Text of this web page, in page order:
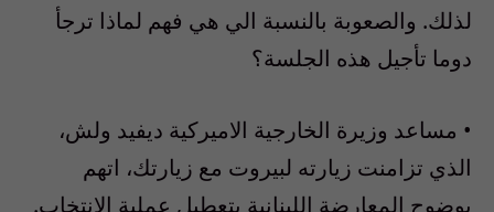
لذلك. والصعوبة بالنسبة الي هي فهم لماذا ترجأ
دوما تأجيل هذه الجلسة؟
• مساعد وزيرة الخارجية الاميركية ديفيد ولش،
الذي تزامنت زيارته لبيروت مع زيارتك، اتهم
بوضوح المعارضة اللبنانية بتعطيل عملية الانتخاب.